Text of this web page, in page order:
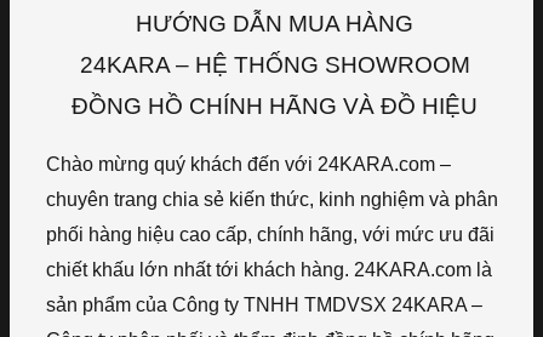
HƯỚNG DẪN MUA HÀNG
24KARA – HỆ THỐNG SHOWROOM
ĐỒNG HỒ CHÍNH HÃNG VÀ ĐỒ HIỆU
Chào mừng quý khách đến với 24KARA.com –
chuyên trang chia sẻ kiến thức, kinh nghiệm và phân
phối hàng hiệu cao cấp, chính hãng, với mức ưu đãi
chiết khấu lớn nhất tới khách hàng. 24KARA.com là
sản phẩm của Công ty TNHH TMDVSX 24KARA –